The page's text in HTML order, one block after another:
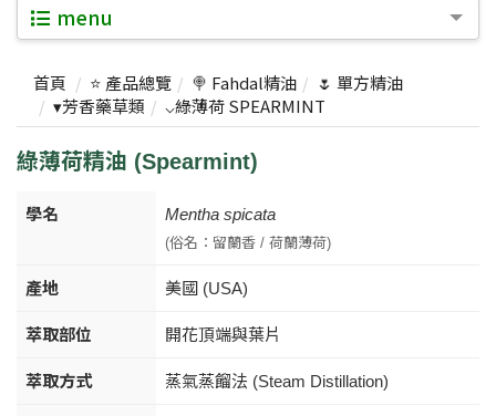
menu
首頁 ⭐ 產品總覽 🍭 Fahdal精油
🌷 單方精油
▾芳香藥草類
⌵綠薄荷 SPEARMINT
綠薄荷精油 (Spearmint)
學名 Mentha spicata
(俗名：留蘭香 / 荷蘭薄荷)
產地 美國 (USA)
萃取部位 開花頂端與葉片
萃取方式 蒸氣蒸餾法 (Steam Distillation)